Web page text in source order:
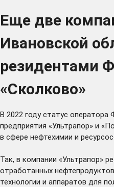
Еще две
Ивановской
резидентами
«Сколково»
В 2022 году статус оператора
предприятия «Ультрапор» и
в сфере нефтехимии и
Так, в компании «Ультрапор»
отработанных
технологии и аппаратов для